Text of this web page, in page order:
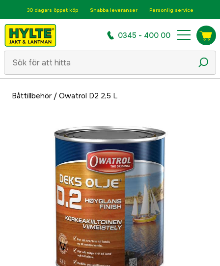
30 dagars öppet köp Snabba leveranser Personlig service
0345 - 400 00
Båttillbehör/ Owatrol D2 2,5 L